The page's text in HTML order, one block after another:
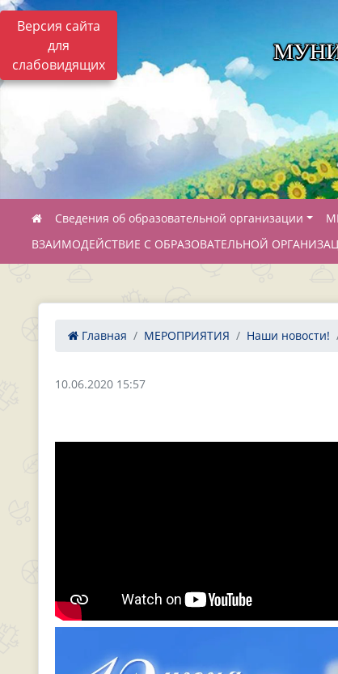
Версия сайта
для
слабовидящих
Сведения об образовательной организации
ВЗАИМОДЕЙСТВИЕ С ОБРАЗОВАТЕЛЬНОЙ
Главная МЕРОПРИЯТИЯ Наши новости!
10.06.2020 15:57